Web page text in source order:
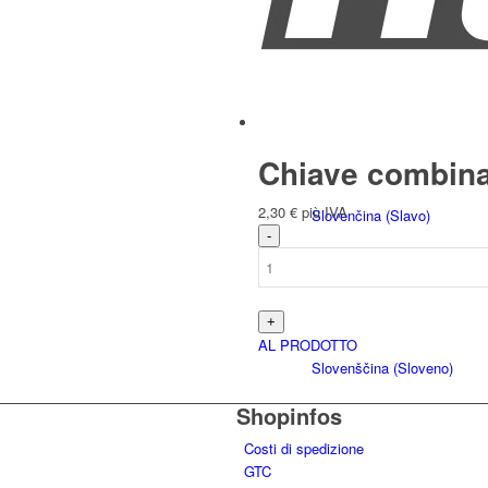
Slovenčina (Slavo)
Slovenščina (Sloveno)
Chiave
2,30 € più IVA
AL PRODOTTO
Shopinfos
Costi di spedizione
GTC